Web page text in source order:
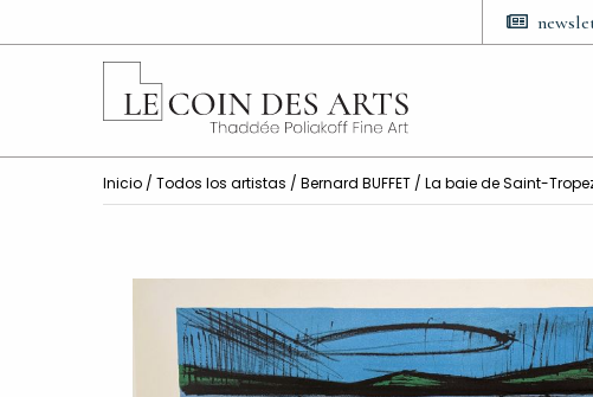
Inicio / Todos los artistas / Bernard BUFFET / La baie de Saint-